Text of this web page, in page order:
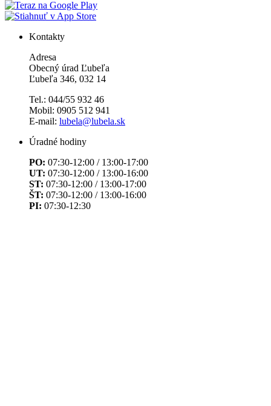
Kontakty
Adresa
Obecný úrad Ľubeľa
Ľubeľa 346, 032 14
Tel.: 044/55 932 46
Mobil: 0905 512 941
E-mail: lubela@lubela.sk
Úradné hodiny
PO: 07:30-12:00 / 13:00-17:00
UT: 07:30-12:00 / 13:00-16:00
ST: 07:30-12:00 / 13:00-17:00
ŠT: 07:30-12:00 / 13:00-16:00
PI: 07:30-12:30